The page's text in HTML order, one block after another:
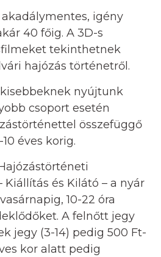
akadálymentes, igény
40 főig. A 3D-s
tekinthetnek
hajózás történetről.
nyújtunk
csoport esetén
összefüggő
éves korig.
és Kilátó – a nyár
10-22 óra
A felnőtt jegy
jegy (3-14) pedig 500 Ft-
kor alatt pedig